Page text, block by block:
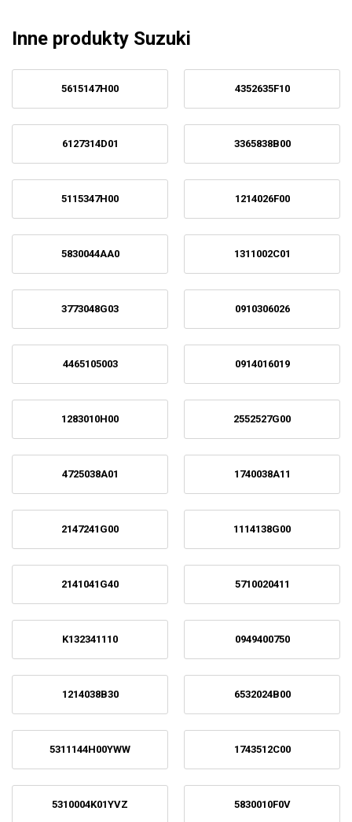
Inne produkty Suzuki
5615147H00 4352635F10
6127314D01 3365838B00
5115347H00 1214026F00
5830044AA0 1311002C01
3773048G03 0910306026
4465105003 0914016019
1283010H00 2552527G00
4725038A01 1740038A11
2147241G00 1114138G00
2141041G40 5710020411
K132341110 0949400750
1214038B30 6532024B00
5311144H00YWW 1743512C00
5310004K01YVZ 5830010F0V